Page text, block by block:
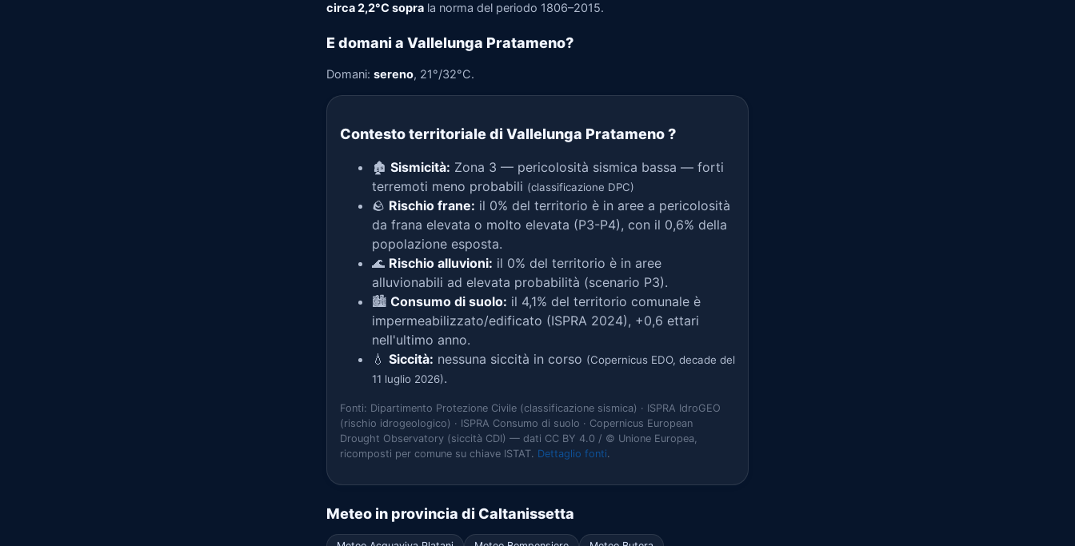
circa 2,2°C sopra la norma del periodo 1806–2015.
E domani a Vallelunga Pratameno?
Domani: sereno, 21°/32°C.
Contesto territoriale di Vallelunga Pratameno?
🏚️ Sismicità: Zona 3 — pericolosità sismica bassa — forti
terremoti meno probabili (classificazione DPC)
🪨 Rischio frane: il 0% del territorio è in aree a pericolosità
da frana elevata o molto elevata (P3-P4), con il 0,6% della
popolazione esposta.
🌊 Rischio alluvioni: il 0% del territorio è in aree
alluvionabili ad elevata probabilità (scenario P3).
🏙️ Consumo di suolo: il 4,1% del territorio comunale è
impermeabilizzato/edificato (ISPRA 2024), +0,6 ettari
nell'ultimo anno.
💧 Siccità: nessuna siccità in corso (Copernicus EDO, decade del
11 luglio 2026).
Fonti: Dipartimento Protezione Civile (classificazione sismica) · ISPRA IdroGEO
(rischio idrogeologico) · ISPRA Consumo di suolo · Copernicus European
Drought Observatory (siccità CDI) — dati CC BY 4.0 / © Unione Europea,
ricomposti per comune su chiave ISTAT. Dettaglio fonti.
Meteo in provincia di Caltanissetta